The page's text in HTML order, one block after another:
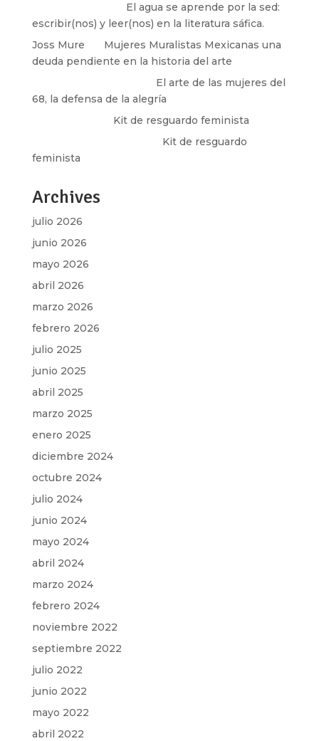
El agua se aprende por la sed:
escribir(nos) y leer(nos) en la literatura sáfica.
Joss Mure
Mujeres Muralistas Mexicanas una
deuda pendiente en la historia del arte
El arte de las mujeres del
68, la defensa de la alegría
Kit de resguardo feminista
Kit de resguardo
feminista
Archives
julio 2026
junio 2026
mayo 2026
abril 2026
marzo 2026
febrero 2026
julio 2025
junio 2025
abril 2025
marzo 2025
enero 2025
diciembre 2024
octubre 2024
julio 2024
junio 2024
mayo 2024
abril 2024
marzo 2024
febrero 2024
noviembre 2022
septiembre 2022
julio 2022
junio 2022
mayo 2022
abril 2022